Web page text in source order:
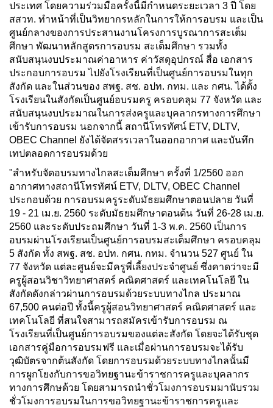
ประเทศ โดยความร่วมมือครั้งนี้มีกำหนดระยะเวลา 3 ปี โดย
สสวท. ทำหน้าที่เป็นวิทยากรหลักในการให้การอบรม และเป็น
ศูนย์กลางของการประสานงานโครงการบูรณาการสะเต็ม
ศึกษา พัฒนาหลักสูตรการอบรม สะเต็มศึกษา รวมทั้ง
สนับสนุนงบประมาณค่าอาหาร ค่าวัสดุอุปกรณ์ สื่อ เอกสาร
ประกอบการอบรม ไปยังโรงเรียนที่เป็นศูนย์การอบรมในทุก
สังกัด และในส่วนของ สพฐ. สช. อปท. กทม. และ กศน. ได้ตั้ง
โรงเรียนในสังกัดเป็นศูนย์อบรมครู ครอบคลุม 77 จังหวัด และ
สนับสนุนงบประมาณในการส่งครูและบุคลากรทางการศึกษา
เข้ารับการอบรม นอกจากนี้ สถานีโทรทัศน์ ETV, DLTV,
OBEC Channel ยังได้จัดสรรเวลาในออกอากาศ และบันทึก
เทปตลอดการอบรมด้วย
"สำหรับจัดอบรมทางไกลสะเต็มศึกษา ครั้งที่ 1/2560 ออก
อากาศทางสถานีโทรทัศน์ ETV, DLTV, OBEC Channel
ประกอบด้วย การอบรมครูระดับมัธยมศึกษาตอนปลาย วันที่
19 - 21 เม.ย. 2560 ระดับมัธยมศึกษาตอนต้น วันที่ 26-28 เม.ย.
2560 และระดับประถมศึกษา วันที่ 1-3 พ.ค. 2560 เป็นการ
อบรมผ่านโรงเรียนเป็นศูนย์การอบรมสะเต็มศึกษา ครอบคลุม
5 สังกัด ทั้ง สพฐ. สช. อปท. กศน. กทม. จำนวน 527 ศูนย์ ใน
77 จังหวัด แต่ละศูนย์จะมีครูพี่เลี้ยงประจำศูนย์ ซึ่งคาดว่าจะมี
ครูผู้สอนวิชาวิทยาศาสตร์ คณิตศาสตร์ และเทคโนโลยี ใน
สังกัดดังกล่าวผ่านการอบรมด้วยระบบทางไกล ประมาณ
67,500 คนต่อปี ทั้งนี้ครูผู้สอนวิทยาศาสตร์ คณิตศาสตร์ และ
เทคโนโลยี ที่สนใจสามารถสมัครเข้ารับการอบรม ณ
โรงเรียนที่เป็นศูนย์การอบรมของแต่ละสังกัด โดยจะได้รับชุด
เอกสารคู่มือการอบรมฟรี และเมื่อผ่านการอบรมจะได้รับ
วุฒิบัตรจากต้นสังกัด โดยการอบรมด้วยระบบทางไกลนั้นมี
การผูกโยงกับการขอวิทยฐานะข้าราชการครูและบุคลากร
ทางการศึกษด้วย โดยสามารถนำชั่วโมงการอบรมมานับรวม
ชั่วโมงการอบรมในการขอวิทยฐานะข้าราชการครูและ